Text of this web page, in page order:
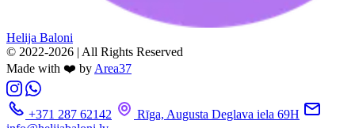
Helija Baloni
© 2022-2026 | All Rights Reserved
Made with ❤️ byArea37
+371 287 62142
Rīga, Augusta Deglava iela 69H